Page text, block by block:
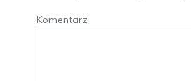
Komentarz